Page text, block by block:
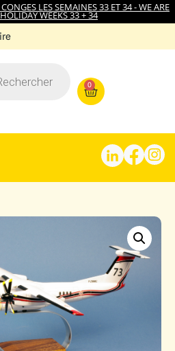
LES SEMAINES 33 ET 34 - WE ARE
WEEKS 33 + 34
0